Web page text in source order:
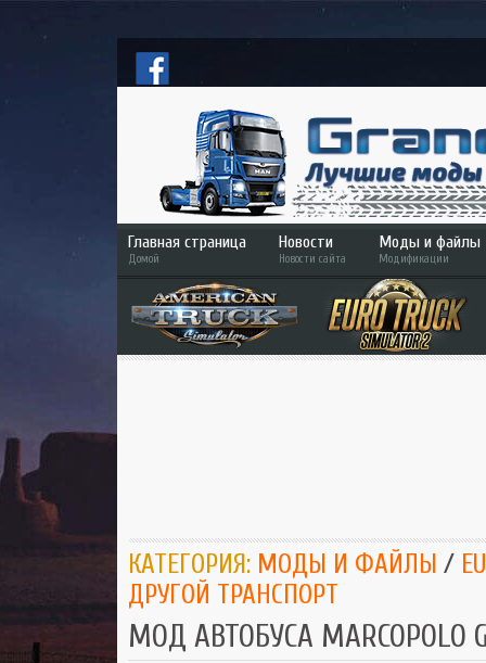
Главная страница
Домой
Новости
Новости сайта
Моды и файлы
Модификации
ETS 2
ATS
КАТЕГОРИЯ: МОДЫ И ФАЙЛЫ /
ДРУГОЙ ТРАНСПОРТ
МОД АВТОБУСА MARCOPOLO